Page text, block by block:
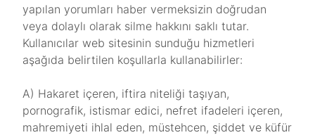
yapılan yorumları haber vermeksizin doğrudan
veya dolaylı olarak silme hakkını saklı tutar.
Kullanıcılar web sitesinin sunduğu hizmetleri
aşağıda belirtilen koşullarla kullanabilirler:
A) Hakaret içeren, iftira niteliği taşıyan,
pornografik, istismar edici, nefret ifadeleri içeren,
mahremiyeti ihlal eden, müstehcen, şiddet ve küfür